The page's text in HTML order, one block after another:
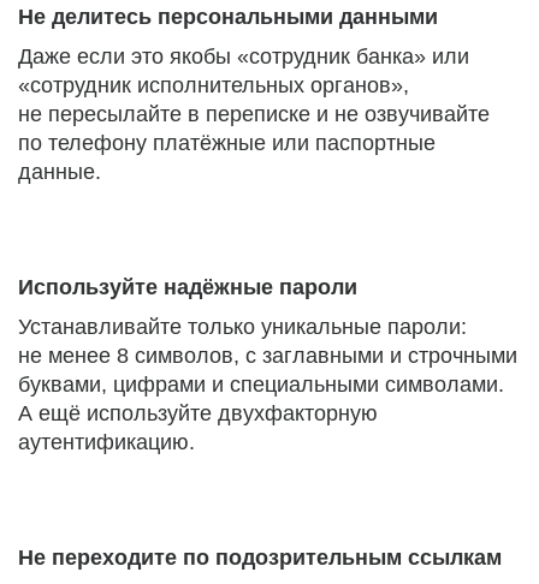
Не делитесь персональными данными
Даже если это якобы «сотрудник банка» или
«сотрудник исполнительных органов»,
не пересылайте в переписке и не озвучивайте
по телефону платёжные или паспортные
данные.
Используйте надёжные пароли
Устанавливайте только уникальные пароли:
не менее 8 символов, с заглавными и строчными
буквами, цифрами и специальными символами.
А ещё используйте двухфакторную
аутентификацию.
Не переходите по подозрительным ссылкам